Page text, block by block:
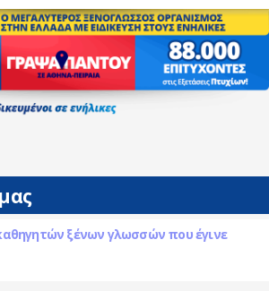
ξένων γλωσσών που έγινε